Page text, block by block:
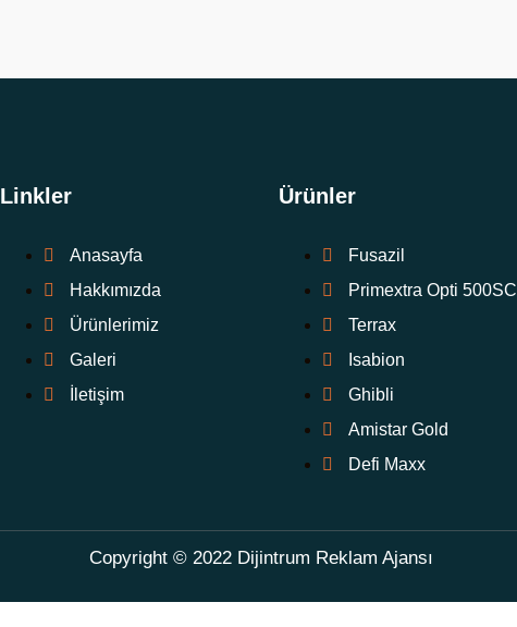
Linkler
Anasayfa
Hakkımızda
Ürünlerimiz
Galeri
İletişim
Ürünler
Fusazil
Primextra Opti 500SC
Terrax
Isabion
Ghibli
Amistar Gold
Defi Maxx
Copyright © 2022 Dijintrum Reklam Ajansı